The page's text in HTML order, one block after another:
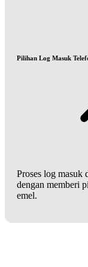
Pilihan Log Masuk
Proses log masuk
dengan memberi
emel.